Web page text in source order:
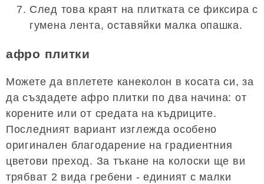
След това краят на плитката се фиксира с
гумена лента, оставяйки малка опашка.
афро плитки
Можете да вплетете канеколон в косата си, за
да създадете афро плитки по два начина: от
корените или от средата на къдриците.
Последният вариант изглежда особено
оригинален благодарение на градиентния
цветови преход. За тъкане на колоски ще ви
трябват 2 вида гребени - единият с малки